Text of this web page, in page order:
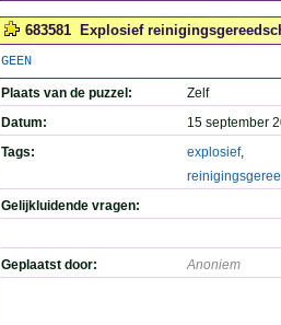
683581 Explosief
GEEN
Plaats van de puzzel:
Zelf
Datum:
15 september
Tags:
explosief,
Gelijkluidende vragen:
Geplaatst door: Anoniem